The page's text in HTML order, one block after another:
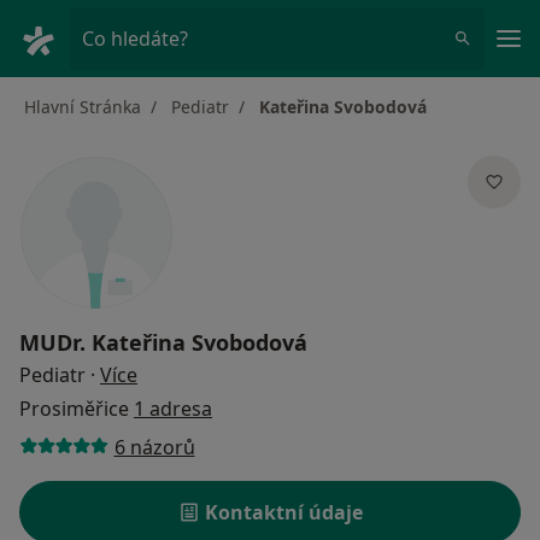
Co hledáte?
Hlavní Stránka Pediatr Kateřina Svobodová
MUDr. Kateřina Svobodová
Pediatr · Více
Prosiměřice 1 adresa
6 názorů
Kontaktní údaje